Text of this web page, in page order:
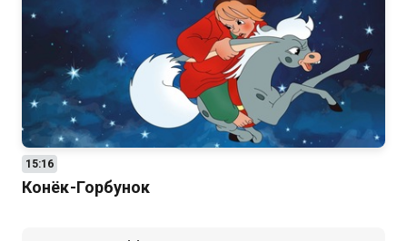
15:16
Конёк-Горбунок